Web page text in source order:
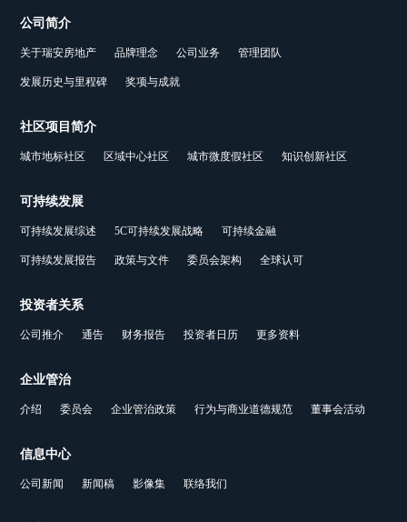
公司简介
关于瑞安房地产 品牌理念 公司业务 管理团队
发展历史与里程碑 奖项与成就
社区项目简介
城市地标社区 区域中心社区 城市微度假社区 知识创新社区
可持续发展
可持续发展综述 5C可持续发展战略 可持续金融
可持续发展报告 政策与文件 委员会架构 全球认可
投资者关系
公司推介 通告 财务报告 投资者日历 更多资料
企业管治
介绍 委员会 企业管治政策 行为与商业道德规范 董事会活动
信息中心
公司新闻 新闻稿 影像集 联络我们